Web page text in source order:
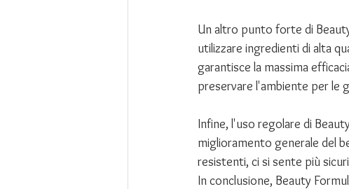
Un altro punto forte di
utilizzare ingredienti di alta
garantisce la massima
preservare l'ambiente per le
Infine, l'uso regolare di
miglioramento generale del
resistenti, ci si sente più
In conclusione, Beauty